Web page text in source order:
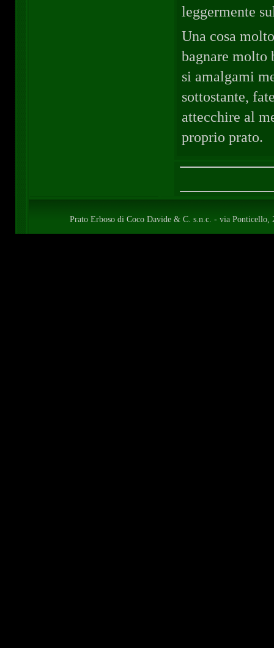
leggermente
Una cosa
bagnare molto
si amalgami
sottostante,
attecchire al
proprio prato.
Prato Erboso di Coco Davide & C. s.n.c. - via